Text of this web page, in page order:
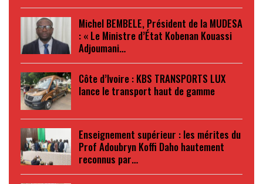
Michel BEMBELE, Président de la MUDESA
: « Le Ministre d’État Kobenan Kouassi
Adjoumani…
Côte d’Ivoire : KBS TRANSPORTS LUX
lance le transport haut de gamme
Enseignement supérieur : les mérites du
Prof Adoubryn Koffi Daho hautement
reconnus par…